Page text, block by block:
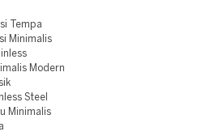
Tempa
Minimalis
Modern
Steel
Minimalis